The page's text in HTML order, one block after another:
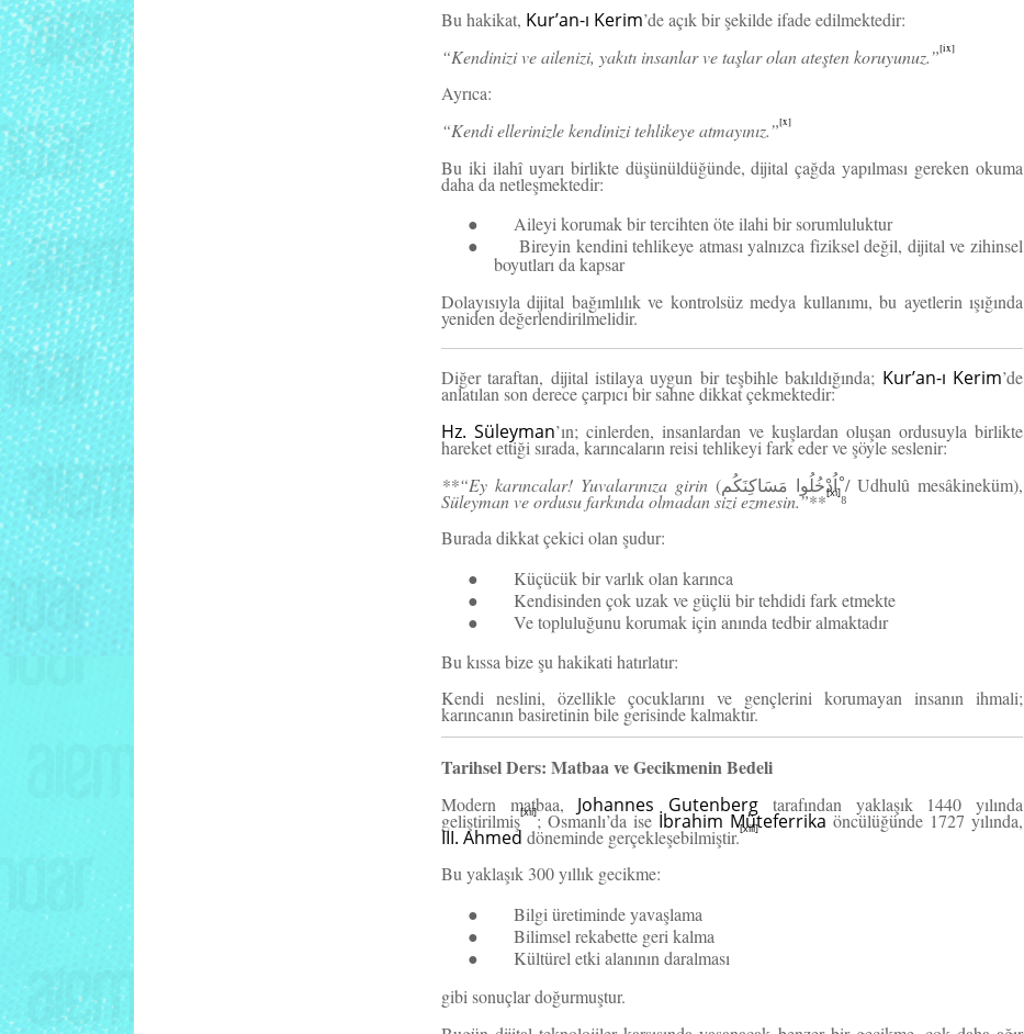
Bu hakikat, Kur’an-ı Kerim’de açık bir şekilde ifade edilmektedir:
“Kendinizi ve ailenizi, yakıtı insanlar ve taşlar olan ateşten koruyunuz.”[ix]
Ayrıca:
“Kendi ellerinizle kendinizi tehlikeye atmayınız.”[x]
Bu iki ilahî uyarı birlikte düşünüldüğünde, dijital çağda yapılması gereken okuma
daha da netleşmektedir:
● Aileyi korumak bir tercihten öte ilahi bir sorumluluktur
●
Bireyin kendini tehlikeye atması yalnızca fiziksel değil, dijital ve zihinsel
boyutları da kapsar
Dolayısıyla dijital bağımlılık ve kontrolsüz medya kullanımı, bu ayetlerin ışığında
yeniden değerlendirilmelidir.
Diğer taraftan, dijital istilaya uygun bir teşbihle bakıldığında; Kur’an-ı Kerim’de
anlatılan son derece çarpıcı bir sahne dikkat çekmektedir:
Hz. Süleyman’ın; cinlerden, insanlardan ve kuşlardan oluşan ordusuyla birlikte
hareket ettiği sırada, karıncaların reisi tehlikeyi fark eder ve şöyle seslenir:
**“Ey karıncalar! Yuvalarınıza girin (اُدْخُلُوا مَسَاكِنَكُم/ Udhulû mesâkineküm),
Süleyman ve ordusu farkında olmadan sizi ezmesin.”**[xi]⁸
Burada dikkat çekici olan şudur:
● Küçücük bir varlık olan karınca
● Kendisinden çok uzak ve güçlü bir tehdidi fark etmekte
●
Ve topluluğunu korumak için anında tedbir almaktadır
Bu kıssa bize şu hakikati hatırlatır:
Kendi neslini, özellikle çocuklarını ve gençlerini korumayan insanın ihmali;
karıncanın basiretinin bile gerisinde kalmaktır.
Tarihsel Ders: Matbaa ve Gecikmenin Bedeli
Modern matbaa, Johannes Gutenberg tarafından yaklaşık 1440 yılında
geliştirilmiş[xii]; Osmanlı’da ise İbrahim Müteferrika öncülüğünde 1727 yılında,
III. Ahmed döneminde gerçekleşebilmiştir.[xiii]
Bu yaklaşık 300 yıllık gecikme:
● Bilgi üretiminde yavaşlama
● Bilimsel rekabette geri kalma
●
Kültürel etki alanının daralması
gibi sonuçlar doğurmuştur.